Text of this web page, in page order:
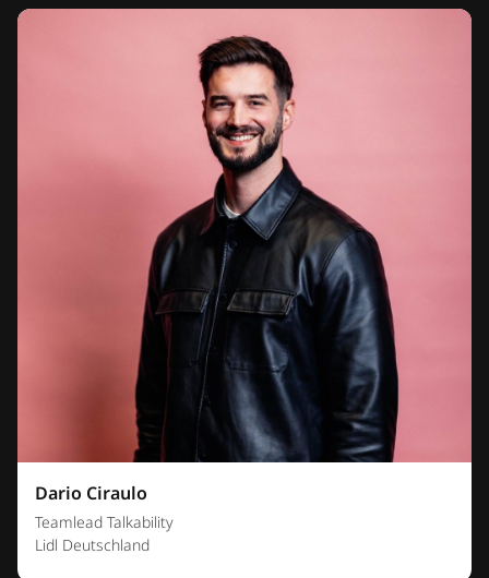
Dario Ciraulo
Teamlead Talkability
Lidl Deutschland